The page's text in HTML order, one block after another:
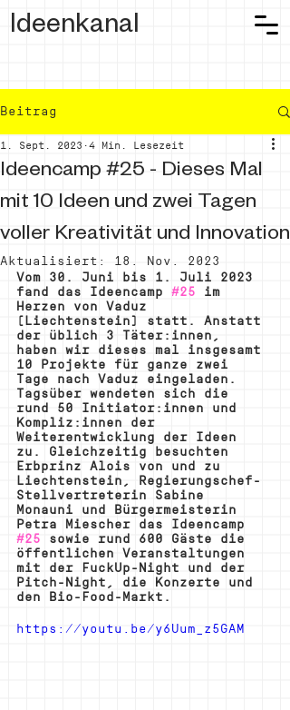
Ideenkanal
Beitrag
Ideencamp #25 - Dieses Mal
mit 10 Ideen und zwei Tagen
voller Kreativität und Innovation
1. Sept. 2023 4 Min. Lesezeit
Aktualisiert: 18. Nov. 2023
Vom 30. Juni bis 1. Juli 2023
fand das Ideencamp #25 im
Herzen von Vaduz
(Liechtenstein) statt. Anstatt
der üblich 3 Täter:innen,
haben wir dieses mal insgesamt
10 Projekte für ganze zwei
Tage nach Vaduz eingeladen.
Tagsüber wendeten sich die
rund 50 Initiator:innen und
Kompliz:innen der
Weiterentwicklung der Ideen
zu. Gleichzeitig besuchten
Erbprinz Alois von und zu
Liechtenstein, Regierungschef-
Stellvertreterin Sabine
Monauni und Bürgermeisterin
Petra Miescher das Ideencamp
#25 sowie rund 600 Gäste die
öffentlichen Veranstaltungen
mit der FuckUp-Night und der
Pitch-Night, die Konzerte und
den Bio-Food-Markt.
https://youtu.be/y6Uum_z5GAM